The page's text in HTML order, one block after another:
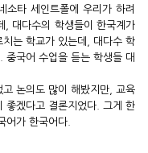
소타 세인트폴에 우리가 하려
, 대다수의 학생들이 한국계가
치는 학교가 있는데, 대다수 학
중국어 수업을 듣는 학생들 대
논의도 많이 해봤지만, 교육
좋겠다고 결론지었다. 그게 한
어가 한국어다.